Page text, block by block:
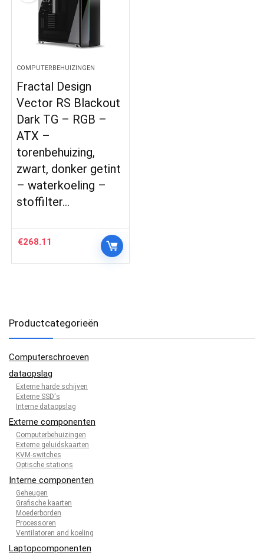
COMPUTERBEHUIZINGEN
Fractal Design
Vector RS Blackout
Dark TG – RGB –
ATX –
torenbehuizing,
zwart, donker getint
– waterkoeling –
stoffilter…
€268.11
Productcategorieën
Computerschroeven
dataopslag
Externe harde schijven
Externe SSD's
Interne dataopslag
Externe componenten
Computerbehuizingen
Externe geluidskaarten
KVM-switches
Optische stations
Interne componenten
Geheugen
Grafische kaarten
Moederborden
Processoren
Ventilatoren and koeling
Laptopcomponenten